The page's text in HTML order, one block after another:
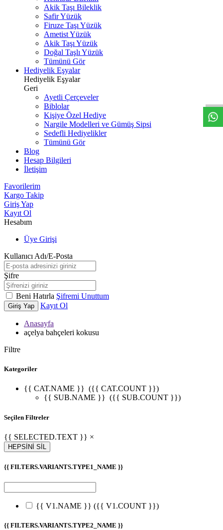
Akik Taşı Bileklik
Safir Yüzük
Firuze Taşı Yüzük
Ametist Yüzük
Akik Taşı Yüzük
Doğal Taşlı Yüzük
Tümünü Gör
Hediyelik Eşyalar
Hediyelik Eşyalar
Geri
Ayetli Çerçeveler
Biblolar
Kişiye Özel Hediye
Nargile Modelleri ve Gümüş Sipsi
Sedefli Hediyelikler
Tümünü Gör
Blog
Hesap Bilgileri
İletişim
Favorilerim
Kargo Takip
Giriş Yap
Kayıt Ol
Hesabım
Üye Girişi
Kullanıcı Adı/E-Posta
Şifre
Beni Hatırla Şifremi Unuttum
Giriş Yap Kayıt Ol
Anasayfa
açelya bahçeleri kokusu
Filtre
Kategoriler
{{ CAT.NAME }} ({{ CAT.COUNT }})
{{ SUB.NAME }} ({{ SUB.COUNT }})
Seçilen Filtreler
{{ SELECTED.TEXT }} ×
HEPSİNİ SİL
{{ FILTERS.VARIANTS.TYPE1_NAME }}
{{ V1.NAME }} ({{ V1.COUNT }})
{{ FILTERS.VARIANTS.TYPE2_NAME }}